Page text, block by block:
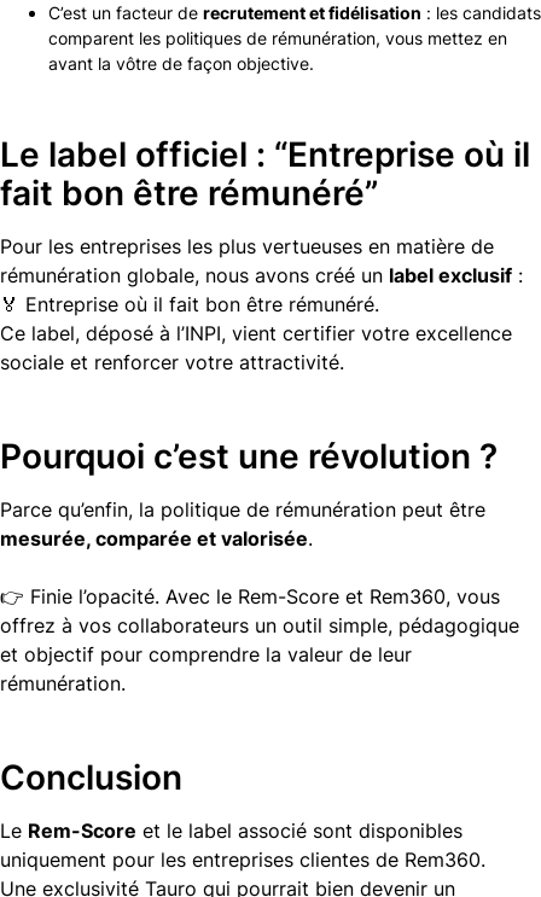
C’est un facteur de recrutement et fidélisation : les candidats
comparent les politiques de rémunération, vous mettez en
avant la vôtre de façon objective.
Le label officiel : “Entreprise où il
fait bon être rémunéré”
Pour les entreprises les plus vertueuses en matière de
rémunération globale, nous avons créé un label exclusif :
🏅 Entreprise où il fait bon être rémunéré.
Ce label, déposé à l’INPI, vient certifier votre excellence
sociale et renforcer votre attractivité.
Pourquoi c’est une révolution ?
Parce qu’enfin, la politique de rémunération peut être
mesurée, comparée et valorisée.
👉 Finie l’opacité. Avec le Rem-Score et Rem360, vous
offrez à vos collaborateurs un outil simple, pédagogique
et objectif pour comprendre la valeur de leur
rémunération.
Conclusion
Le Rem-Score et le label associé sont disponibles
uniquement pour les entreprises clientes de Rem360.
Une exclusivité Tauro qui pourrait bien devenir un